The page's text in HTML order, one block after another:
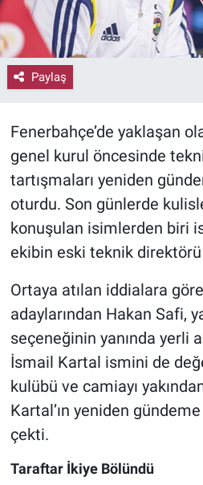
Paylaş
Fenerbahçe’de yaklaşan
genel kurul öncesinde
tartışmaları yeniden
oturdu. Son günlerde
konuşulan isimlerden biri
ekibin eski teknik
Ortaya atılan iddialara
adaylarından Hakan Safi,
seçeneğinin yanında yerli
İsmail Kartal ismini de
kulübü ve camiayı
Kartal’ın yeniden
çekti.
Taraftar İkiye Bölündü